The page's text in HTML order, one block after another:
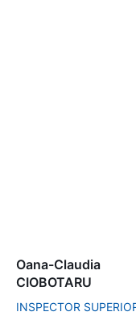
Oana-Claudia
CIOBOTARU
INSPECTOR